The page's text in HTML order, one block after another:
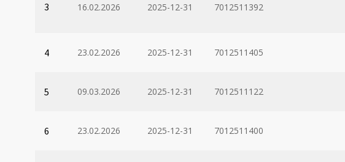
3 16.02.2026 2025-12-31 7012511392
4 23.02.2026 2025-12-31 7012511405
5 09.03.2026 2025-12-31 7012511122
6 23.02.2026 2025-12-31 7012511400